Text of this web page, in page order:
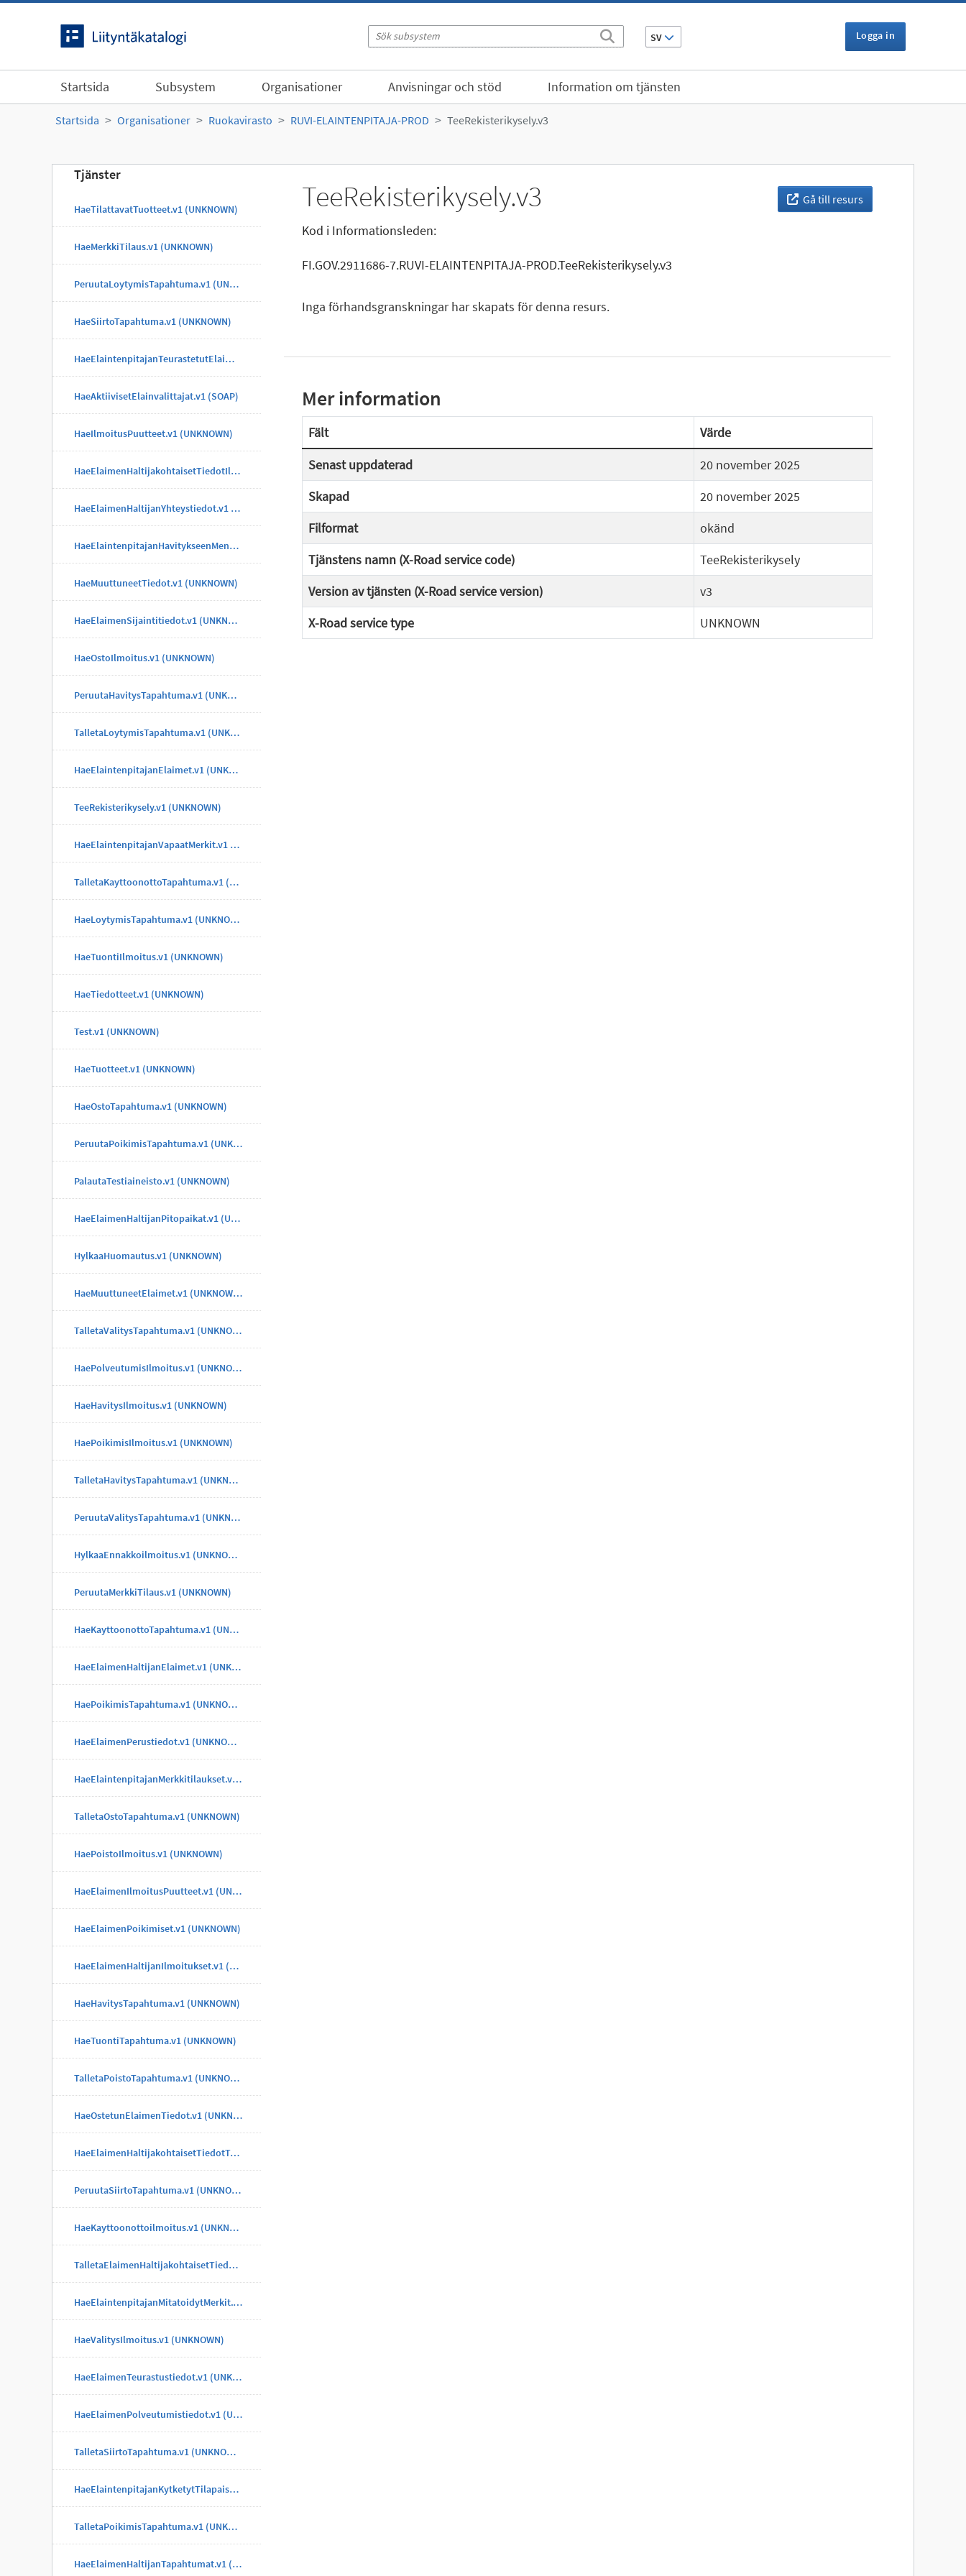
SV Logga in
Startsida Subsystem Organisationer Anvisningar och stöd Information om tjänsten
Startsida Organisationer Ruokavirasto RUVI-ELAINTENPITAJA-PROD TeeRekisterikysely.v3
Tjänster
HaeTilattavatTuotteet.v1 (UNKNOWN)
HaeMerkkiTilaus.v1 (UNKNOWN)
PeruutaLoytymisTapahtuma.v1 (UNKNOWN)
HaeSiirtoTapahtuma.v1 (UNKNOWN)
HaeElaintenpitajanTeurastetutElaimet.v1 (UNKNOWN)
HaeAktiivisetElainvalittajat.v1 (SOAP)
HaeIlmoitusPuutteet.v1 (UNKNOWN)
HaeElaimenHaltijakohtaisetTiedotIlmoitus.v1 (UNKNOWN)
HaeElaimenHaltijanYhteystiedot.v1 (UNKNOWN)
HaeElaintenpitajanHavitykseenMenneetElaimet.v1 (UNKNOWN)
HaeMuuttuneetTiedot.v1 (UNKNOWN)
HaeElaimenSijaintitiedot.v1 (UNKNOWN)
HaeOstoIlmoitus.v1 (UNKNOWN)
PeruutaHavitysTapahtuma.v1 (UNKNOWN)
TalletaLoytymisTapahtuma.v1 (UNKNOWN)
HaeElaintenpitajanElaimet.v1 (UNKNOWN)
TeeRekisterikysely.v1 (UNKNOWN)
HaeElaintenpitajanVapaatMerkit.v1 (UNKNOWN)
TalletaKayttoonottoTapahtuma.v1 (UNKNOWN)
HaeLoytymisTapahtuma.v1 (UNKNOWN)
HaeTuontiIlmoitus.v1 (UNKNOWN)
HaeTiedotteet.v1 (UNKNOWN)
Test.v1 (UNKNOWN)
HaeTuotteet.v1 (UNKNOWN)
HaeOstoTapahtuma.v1 (UNKNOWN)
PeruutaPoikimisTapahtuma.v1 (UNKNOWN)
PalautaTestiaineisto.v1 (UNKNOWN)
HaeElaimenHaltijanPitopaikat.v1 (UNKNOWN)
HylkaaHuomautus.v1 (UNKNOWN)
HaeMuuttuneetElaimet.v1 (UNKNOWN)
TalletaValitysTapahtuma.v1 (UNKNOWN)
HaePolveutumisIlmoitus.v1 (UNKNOWN)
HaeHavitysIlmoitus.v1 (UNKNOWN)
HaePoikimisIlmoitus.v1 (UNKNOWN)
TalletaHavitysTapahtuma.v1 (UNKNOWN)
PeruutaValitysTapahtuma.v1 (UNKNOWN)
HylkaaEnnakkoilmoitus.v1 (UNKNOWN)
PeruutaMerkkiTilaus.v1 (UNKNOWN)
HaeKayttoonottoTapahtuma.v1 (UNKNOWN)
HaeElaimenHaltijanElaimet.v1 (UNKNOWN)
HaePoikimisTapahtuma.v1 (UNKNOWN)
HaeElaimenPerustiedot.v1 (UNKNOWN)
HaeElaintenpitajanMerkkitilaukset.v1 (UNKNOWN)
TalletaOstoTapahtuma.v1 (UNKNOWN)
HaePoistoIlmoitus.v1 (UNKNOWN)
HaeElaimenIlmoitusPuutteet.v1 (UNKNOWN)
HaeElaimenPoikimiset.v1 (UNKNOWN)
HaeElaimenHaltijanIlmoitukset.v1 (UNKNOWN)
HaeHavitysTapahtuma.v1 (UNKNOWN)
HaeTuontiTapahtuma.v1 (UNKNOWN)
TalletaPoistoTapahtuma.v1 (UNKNOWN)
HaeOstetunElaimenTiedot.v1 (UNKNOWN)
HaeElaimenHaltijakohtaisetTiedotTapahtuma.v1 (UNKNOWN)
PeruutaSiirtoTapahtuma.v1 (UNKNOWN)
HaeKayttoonottoilmoitus.v1 (UNKNOWN)
TalletaElaimenHaltijakohtaisetTiedotTapahtuma.v1 (UNKNOWN)
HaeElaintenpitajanMitatoidytMerkit.v1 (UNKNOWN)
HaeValitysIlmoitus.v1 (UNKNOWN)
HaeElaimenTeurastustiedot.v1 (UNKNOWN)
HaeElaimenPolveutumistiedot.v1 (UNKNOWN)
TalletaSiirtoTapahtuma.v1 (UNKNOWN)
HaeElaintenpitajanKytketytTilapaisMerkit.v1 (UNKNOWN)
TalletaPoikimisTapahtuma.v1 (UNKNOWN)
HaeElaimenHaltijanTapahtumat.v1 (UNKNOWN)
Gå till resurs
TeeRekisterikysely.v3
Kod i Informationsleden:
FI.GOV.2911686-7.RUVI-ELAINTENPITAJA-PROD.TeeRekisterikysely.v3
Inga förhandsgranskningar har skapats för denna resurs.
Mer information
Fält
Värde
Senast uppdaterad
20 november 2025
Skapad
20 november 2025
Filformat
okänd
Tjänstens namn (X-Road service code)
TeeRekisterikysely
Version av tjänsten (X-Road service version)
v3
X-Road service type
UNKNOWN